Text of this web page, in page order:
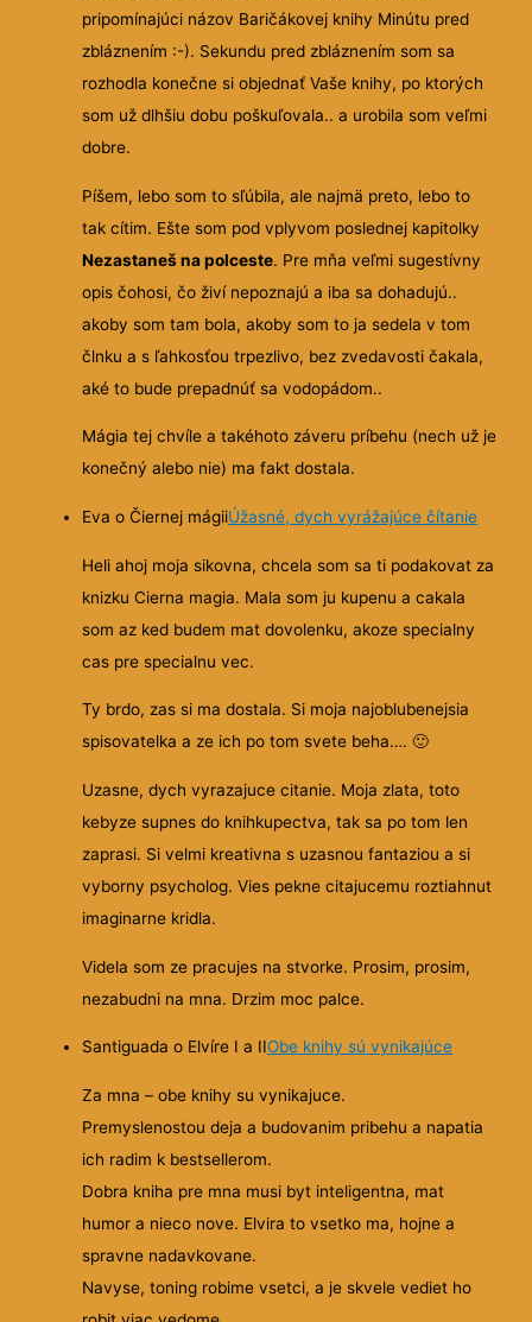
pripomínajúci názov Baričákovej knihy Minútu pred
zbláznením :-). Sekundu pred zbláznením som sa
rozhodla konečne si objednať Vaše knihy, po ktorých
som už dlhšiu dobu poškuľovala.. a urobila som veľmi
dobre.
Píšem, lebo som to sľúbila, ale najmä preto, lebo to
tak cítim. Ešte som pod vplyvom poslednej kapitolky
Nezastaneš na polceste. Pre mňa veľmi sugestívny
opis čohosi, čo živí nepoznajú a iba sa dohadujú..
akoby som tam bola, akoby som to ja sedela v tom
člnku a s ľahkosťou trpezlivo, bez zvedavosti čakala,
aké to bude prepadnúť sa vodopádom..
Mágia tej chvíle a takéhoto záveru príbehu (nech už je
konečný alebo nie) ma fakt dostala.
Eva o Čiernej mágiiÚžasné, dych vyrážajúce čítanie
Heli ahoj moja sikovna, chcela som sa ti podakovat za
knizku Cierna magia. Mala som ju kupenu a cakala
som az ked budem mat dovolenku, akoze specialny
cas pre specialnu vec.
Ty brdo, zas si ma dostala. Si moja najoblubenejsia
spisovatelka a ze ich po tom svete beha….🙂
Uzasne, dych vyrazajuce citanie. Moja zlata, toto
kebyze supnes do knihkupectva, tak sa po tom len
zaprasi. Si velmi kreativna s uzasnou fantaziou a si
vyborny psycholog. Vies pekne citajucemu roztiahnut
imaginarne kridla.
Videla som ze pracujes na stvorke. Prosim, prosim,
nezabudni na mna. Drzim moc palce.
Santiguada o Elvíre I a IIObe knihy sú vynikajúce
Za mna – obe knihy su vynikajuce.
Premyslenostou deja a budovanim pribehu a napatia
ich radim k bestsellerom.
Dobra kniha pre mna musi byt inteligentna, mat
humor a nieco nove. Elvira to vsetko ma, hojne a
spravne nadavkovane.
Navyse, toning robime vsetci, a je skvele vediet ho